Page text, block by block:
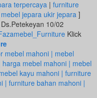
terpercaya | furniture
mebel jepara ukir jepara ]
10/02
Klick
mebel mahoni | mebel
mebel mahoni | mebel
kayu mahoni | furniture
| furniture bahan mahoni |